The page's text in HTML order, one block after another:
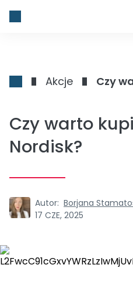
Akcje Czy
Czy warto
Nordisk?
Autor: Borjana
17 CZE, 2025